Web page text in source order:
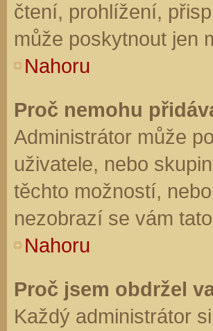
čtení, prohlížení,
může poskytnout jen
Nahoru
Proč nemohu
Administrátor může
uživatele, nebo
těchto možností,
nezobrazí se vám
Nahoru
Proč jsem obdržel
Každý administrátor